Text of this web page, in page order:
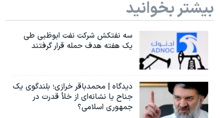
بیشتر بخوانید
سه نفتکش شرکت نفت ابوظبی طی
یک هفته هدف حمله قرار گرفتند
دیدگاه | محمدباقر خرازی؛ بلندگوی یک
جناح یا نشانه‌ای از خلأ قدرت در
جمهوری اسلامی؟